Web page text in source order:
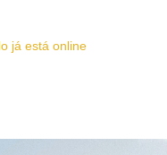
já está online